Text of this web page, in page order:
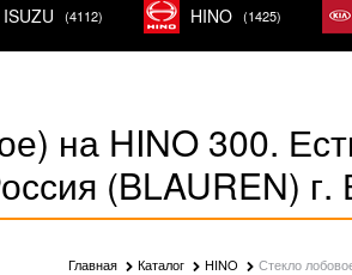
ISUZU (4112) HINO (1425)
на HINO 300.
(BLAUREN)
Главная Каталог HINO Стекло